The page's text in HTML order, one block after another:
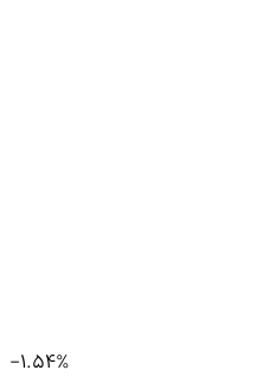
-1.54%